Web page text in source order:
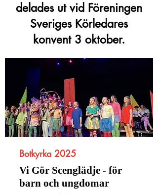
delades ut vid Föreningen
Sveriges Körledares
konvent 3 oktober.
Botkyrka 2025
Vi Gör Scenglädje - för
barn och ungdomar